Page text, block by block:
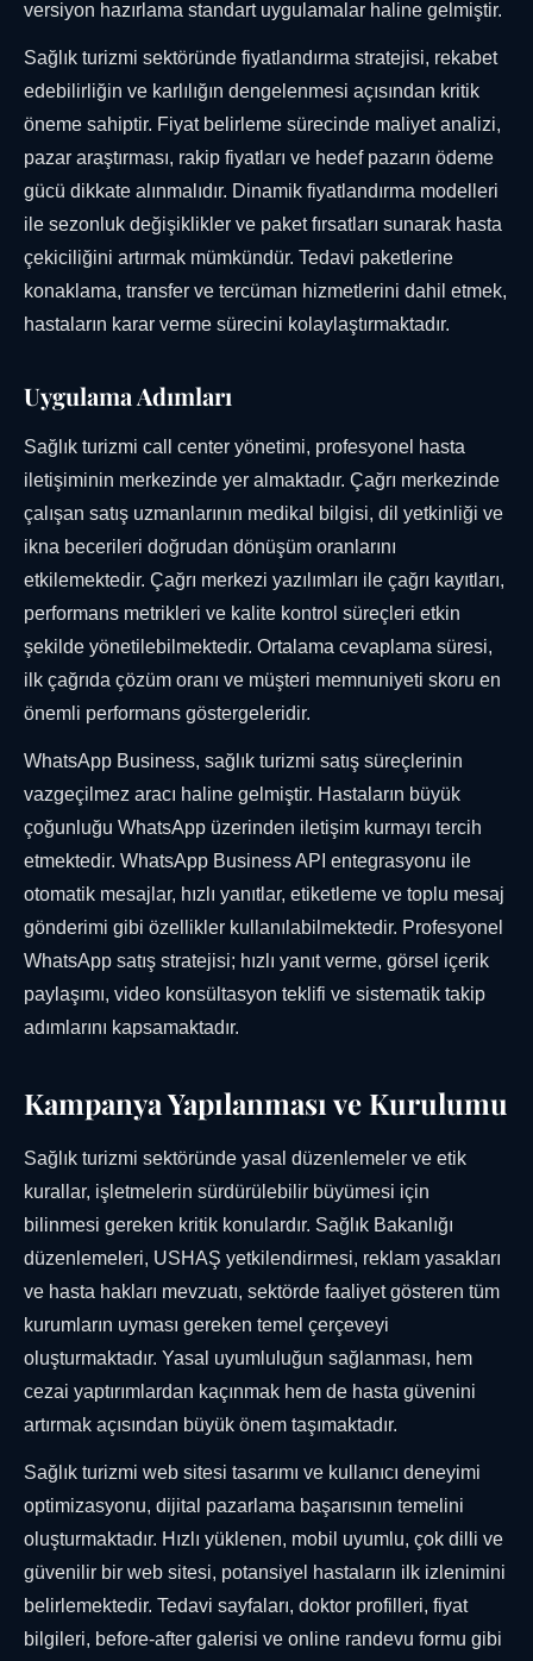
versiyon hazırlama standart uygulamalar haline gelmiştir.
Sağlık turizmi sektöründe fiyatlandırma stratejisi, rekabet
edebilirliğin ve karlılığın dengelenmesi açısından kritik
öneme sahiptir. Fiyat belirleme sürecinde maliyet analizi,
pazar araştırması, rakip fiyatları ve hedef pazarın ödeme
gücü dikkate alınmalıdır. Dinamik fiyatlandırma modelleri
ile sezonluk değişiklikler ve paket fırsatları sunarak hasta
çekiciliğini artırmak mümkündür. Tedavi paketlerine
konaklama, transfer ve tercüman hizmetlerini dahil etmek,
hastaların karar verme sürecini kolaylaştırmaktadır.
Uygulama Adımları
Sağlık turizmi call center yönetimi, profesyonel hasta
iletişiminin merkezinde yer almaktadır. Çağrı merkezinde
çalışan satış uzmanlarının medikal bilgisi, dil yetkinliği ve
ikna becerileri doğrudan dönüşüm oranlarını
etkilemektedir. Çağrı merkezi yazılımları ile çağrı kayıtları,
performans metrikleri ve kalite kontrol süreçleri etkin
şekilde yönetilebilmektedir. Ortalama cevaplama süresi,
ilk çağrıda çözüm oranı ve müşteri memnuniyeti skoru en
önemli performans göstergeleridir.
WhatsApp Business, sağlık turizmi satış süreçlerinin
vazgeçilmez aracı haline gelmiştir. Hastaların büyük
çoğunluğu WhatsApp üzerinden iletişim kurmayı tercih
etmektedir. WhatsApp Business API entegrasyonu ile
otomatik mesajlar, hızlı yanıtlar, etiketleme ve toplu mesaj
gönderimi gibi özellikler kullanılabilmektedir. Profesyonel
WhatsApp satış stratejisi; hızlı yanıt verme, görsel içerik
paylaşımı, video konsültasyon teklifi ve sistematik takip
adımlarını kapsamaktadır.
Kampanya Yapılanması ve Kurulumu
Sağlık turizmi sektöründe yasal düzenlemeler ve etik
kurallar, işletmelerin sürdürülebilir büyümesi için
bilinmesi gereken kritik konulardır. Sağlık Bakanlığı
düzenlemeleri, USHAŞ yetkilendirmesi, reklam yasakları
ve hasta hakları mevzuatı, sektörde faaliyet gösteren tüm
kurumların uyması gereken temel çerçeveyi
oluşturmaktadır. Yasal uyumluluğun sağlanması, hem
cezai yaptırımlardan kaçınmak hem de hasta güvenini
artırmak açısından büyük önem taşımaktadır.
Sağlık turizmi web sitesi tasarımı ve kullanıcı deneyimi
optimizasyonu, dijital pazarlama başarısının temelini
oluşturmaktadır. Hızlı yüklenen, mobil uyumlu, çok dilli ve
güvenilir bir web sitesi, potansiyel hastaların ilk izlenimini
belirlemektedir. Tedavi sayfaları, doktor profilleri, fiyat
bilgileri, before-after galerisi ve online randevu formu gibi